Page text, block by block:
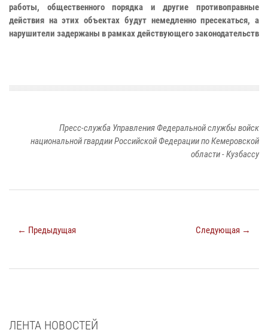
работы, общественного порядка и другие противоправные
действия на этих объектах будут немедленно пресекаться, а
нарушители задержаны в рамках действующего законодательств
Пресс-служба Управления Федеральной службы войск
национальной гвардии Российской Федерации по Кемеровской
области - Кузбассу
← Предыдущая Следующая →
ЛЕНТА НОВОСТЕЙ